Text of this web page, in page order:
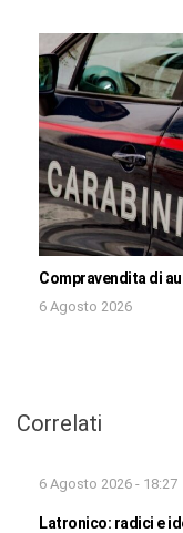
Compravendita di
6 Agosto 2026
Correlati
6 Agosto 2026 - 18:27
Latronico: radici e